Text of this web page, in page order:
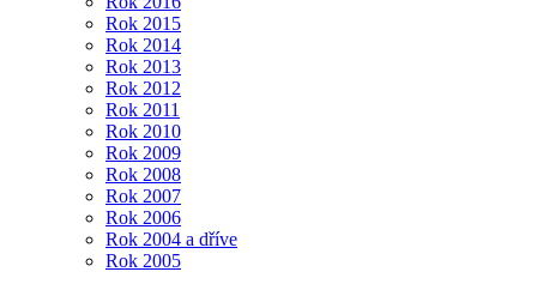
Rok 2015
Rok 2014
Rok 2013
Rok 2012
Rok 2011
Rok 2010
Rok 2009
Rok 2008
Rok 2007
Rok 2006
Rok 2004 a dříve
Rok 2005